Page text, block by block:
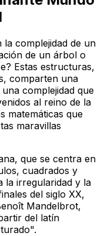
complejidad de un
de un árbol o
Estas estructuras,
comparten una
complejidad que
al reino de la
matemáticas que
maravillas
que se centra en
cuadrados y
la irregularidad y la
del siglo XX,
Mandelbrot,
del latín